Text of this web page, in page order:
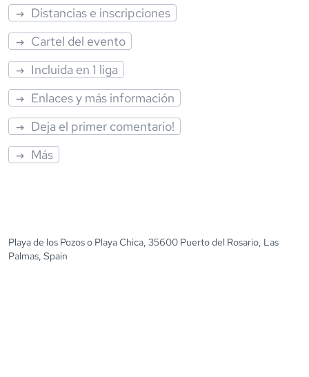
Distancias e inscripciones
Cartel del evento
Incluida en 1 liga
Enlaces y más información
Deja el primer comentario!
Más
Playa de los Pozos o Playa Chica, 35600 Puerto del Rosario, Las
Palmas, Spain